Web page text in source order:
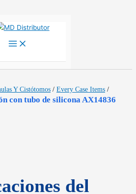
Y Cistótomos / Every Case Items /
con tubo de silicona AX14836
del